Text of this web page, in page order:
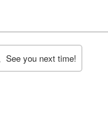
See you next time!